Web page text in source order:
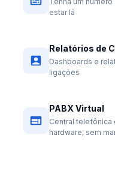
estar lá
Relatórios de
Dashboards e
ligações
PABX Virtual
Central telefônica
hardware, sem